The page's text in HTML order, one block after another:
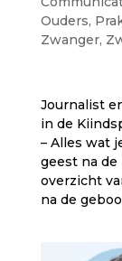
Ouders,
Zwanger,
Journalist
in de
– Alles wat
geest na
overzicht
na de